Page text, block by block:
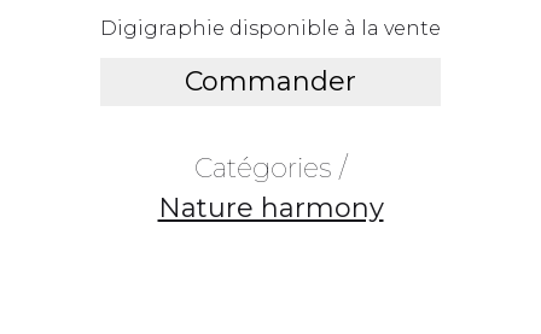
Digigraphie disponible à la vente
Commander
Catégories /
Nature harmony